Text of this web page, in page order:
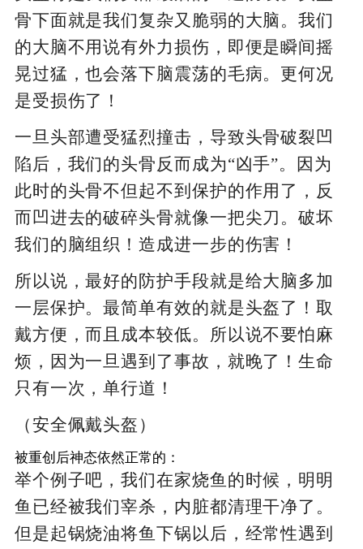
骨下面就是我们复杂又脆弱的大脑。我们
的大脑不用说有外力损伤，即便是瞬间摇
晃过猛，也会落下脑震荡的毛病。更何况
是受损伤了！
一旦头部遭受猛烈撞击，导致头骨破裂凹
陷后，我们的头骨反而成为“凶手”。因为
此时的头骨不但起不到保护的作用了，反
而凹进去的破碎头骨就像一把尖刀。破坏
我们的脑组织！造成进一步的伤害！
所以说，最好的防护手段就是给大脑多加
一层保护。最简单有效的就是头盔了！取
戴方便，而且成本较低。所以说不要怕麻
烦，因为一旦遇到了事故，就晚了！生命
只有一次，单行道！
（安全佩戴头盔）
被重创后神态依然正常的：
举个例子吧，我们在家烧鱼的时候，明明
鱼已经被我们宰杀，内脏都清理干净了。
但是起锅烧油将鱼下锅以后，经常性遇到